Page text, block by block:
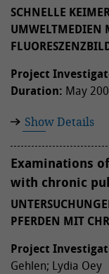
SCHNELLE
UMWELTMEDIEN
Project
Duration: May
Show Details
Examinations
with chronic
PFERDEN MIT
Project
Gehlen; Lydia Oey